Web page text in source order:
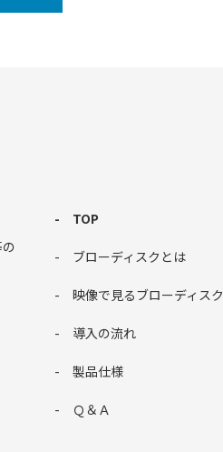
TOP
ブローディスクとは
映像で見るブローディスク
導入の流れ
製品仕様
Ｑ＆Ａ